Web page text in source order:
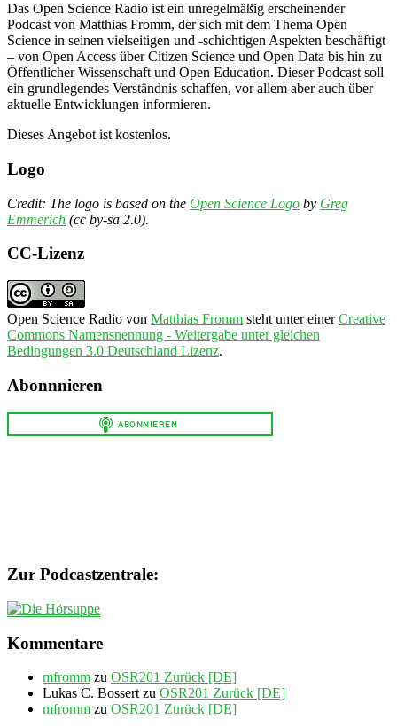
Das Open Science Radio ist ein unregelmäßig erscheinender
Podcast von Matthias Fromm, der sich mit dem Thema Open
Science in seinen vielseitigen und -schichtigen Aspekten beschäftigt
– von Open Access über Citizen Science und Open Data bis hin zu
Öffentlicher Wissenschaft und Open Education. Dieser Podcast soll
ein grundlegendes Verständnis schaffen, vor allem aber auch über
aktuelle Entwicklungen informieren.
Dieses Angebot ist kostenlos.
Logo
Credit: The logo is based on the Open Science Logo by Greg
Emmerich (cc by-sa 2.0).
CC-Lizenz
Open Science Radio von Matthias Fromm steht unter einerCreative
Commons Namensnennung - Weitergabe unter gleichen
Bedingungen 3.0 Deutschland Lizenz.
Abonnnieren
Zur Podcastzentrale:
Kommentare
mfromm zu OSR201 Zurück [DE]
Lukas C. Bossertzu OSR201 Zurück [DE]
mfromm zu OSR201 Zurück [DE]